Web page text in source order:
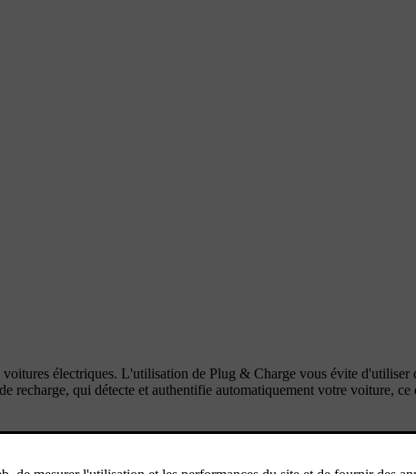
électriques. L'utilisation de Plug & Charge vous évite d'utiliser
qui détecte et authentifie automatiquement votre voiture, ce